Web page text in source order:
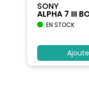
SONY
ALPHA 7 III
EN STOCK